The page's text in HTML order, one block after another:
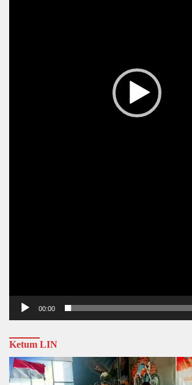
00:00
Ketum LIN
Video
Player